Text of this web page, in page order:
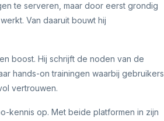
te serveren, maar door eerst grondig
Van daaruit bouwt hij
boost. Hij schrijft de noden van de
hands-on trainingen waarbij gebruikers
vertrouwen.
kennis op. Met beide platformen in zijn